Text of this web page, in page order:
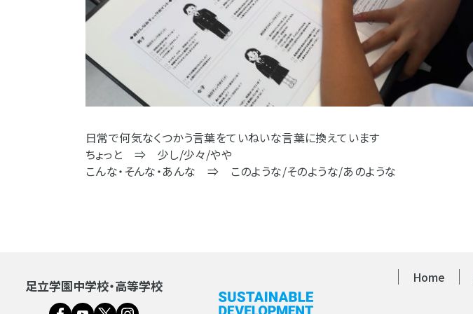
日常で何気なくつかう言葉をていねいな言葉に換えています
ちょっと ⇒ 少し/少々/やや
こんな・そんな・あんな ⇒ このような/そのような/あのような
足立学園中学校・高等学校 Home